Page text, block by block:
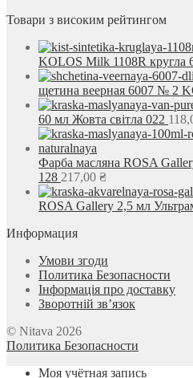
Товари з високим рейтингом
KOLOS Milk 1108R кругла
щетина веерная 6007 № 2
60 мл Жовта світла 022
Фарба масляна ROSA
128 217,00 ₴
ROSA Gallery 2,5 мл
Информация
Умови згоди
Политика Безопасности
Інформація про доставку
Зворотній зв’язок
© Nitava 2026
Политика Безопасности
Моя учётная запись